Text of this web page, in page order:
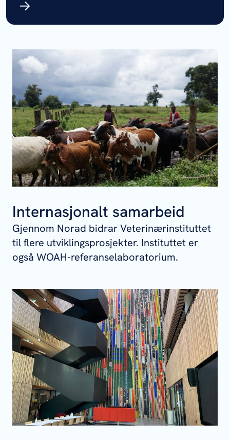
Internasjonalt samarbeid
Gjennom Norad bidrar Veterinærinstituttet
til flere utviklingsprosjekter. Instituttet er
også WOAH-referanselaboratorium.